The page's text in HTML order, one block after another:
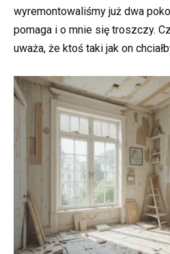
wyremontowaliśmy już dwa
pomaga i o mnie się troszczy.
uważa, że ktoś taki jak on